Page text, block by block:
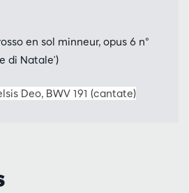
en sol minneur, opus 6 n°
di Natale')
Deo, BWV 191 (cantate)